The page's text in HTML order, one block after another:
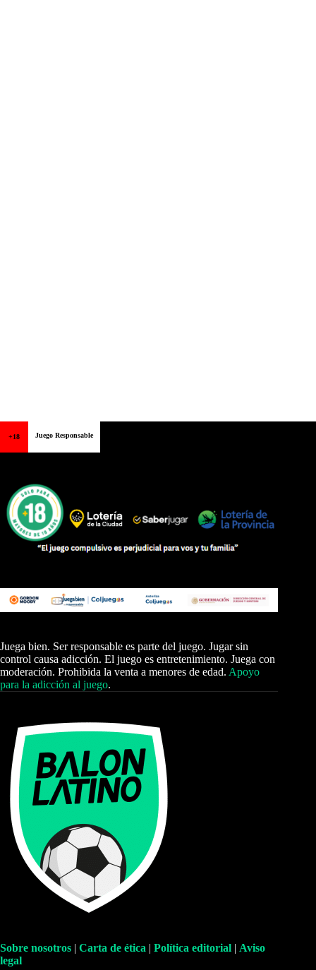
+18 Juego Responsable
Juega bien. Ser responsable es parte del juego. Jugar sin
control causa adicción. El juego es entretenimiento. Juega con
moderación. Prohibida la venta a menores de edad. Apoyo
para la adicción al juego.
Sobre nosotros | Carta de ética | Política editorial | Aviso
legal